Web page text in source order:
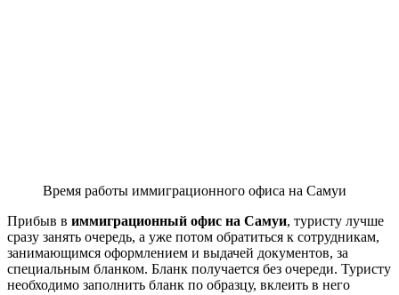
Время работы иммиграционного офиса на Самуи
Прибыв в иммиграционный офис на Самуи, туристу лучше
сразу занять очередь, а уже потом обратиться к сотрудникам,
занимающимся оформлением и выдачей документов, за
специальным бланком. Бланк получается без очереди. Туристу
необходимо заполнить бланк по образцу, вклеить в него